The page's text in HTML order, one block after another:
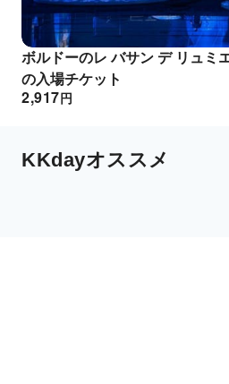
ボルドーのレ バサン デ リュミ
の入場チケット
円
2,917
KKdayオススメ